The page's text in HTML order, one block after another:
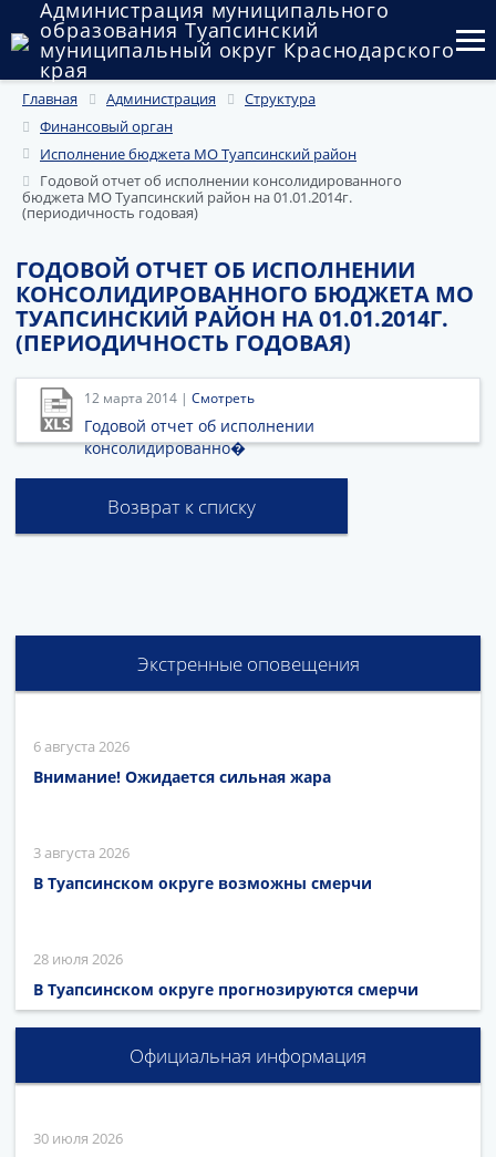
Администрация муниципального
образования Туапсинский
муниципальный округ Краснодарского
края
Округ
Администрация
Муниципальные закупки
Муниципальное имущество
Публичные слушания и общественные обсуждения
Документы
Главная Администрация
Структура
Финансовый орган
Исполнение бюджета МО Туапсинский район
Годовой отчет об исполнении консолидированного
бюджета МО Туапсинский район на 01.01.2014г.
(периодичность годовая)
ГОДОВОЙ ОТЧЕТ ОБ ИСПОЛНЕНИИ
КОНСОЛИДИРОВАННОГО БЮДЖЕТА МО
ТУАПСИНСКИЙ РАЙОН НА 01.01.2014Г.
(ПЕРИОДИЧНОСТЬ ГОДОВАЯ)
12 марта 2014 | Смотреть
Годовой отчет об исполнении
консолидированно�
Возврат к списку
Экстренные оповещения
6 августа 2026
Внимание! Ожидается сильная жара
3 августа 2026
В Туапсинском округе возможны смерчи
28 июля 2026
В Туапсинском округе прогнозируются смерчи
Официальная информация
30 июля 2026